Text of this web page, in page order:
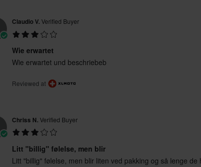
Claudio V.Verified Buyer
Wie erwartet
Wie erwartet und beschriebeb
Reviewed at
Chriss N.Verified Buyer
Litt "billig" følelse, men blir
Litt "billig" følelse, men blir liten ved pakking og så lenge